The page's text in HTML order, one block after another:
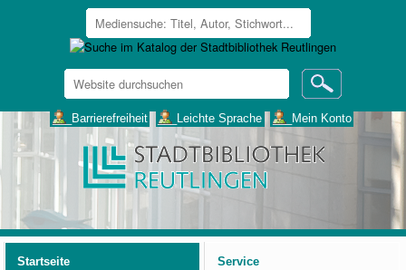
Website
durchsuchen
___Barrierefreiheit ___Leichte Sprache ___Mein Konto
Startseite
Service